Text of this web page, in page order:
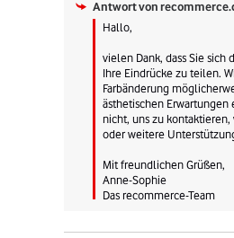
Antwort von
Hallo,
vielen Dank, dass Sie
Ihre Eindrücke zu teilen.
Farbänderung
ästhetischen Erwartungen
nicht, uns zu kontaktieren,
oder weitere
Mit freundlichen Grüßen,
Anne-Sophie
Das recommerce-Team